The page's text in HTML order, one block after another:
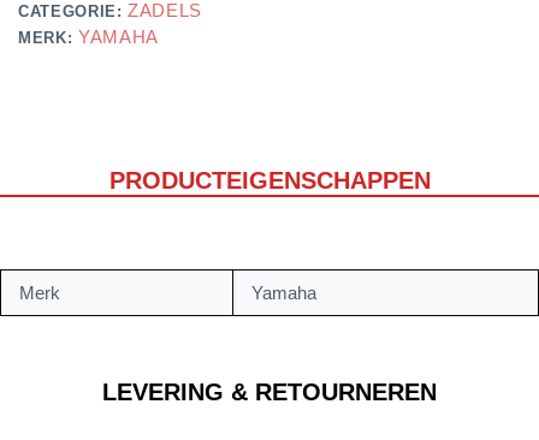
CATEGORIE:ZADELS
MERK: YAMAHA
PRODUCTEIGENSCHAPPEN
LEVERING & RETOURNEREN
Merk Yamaha